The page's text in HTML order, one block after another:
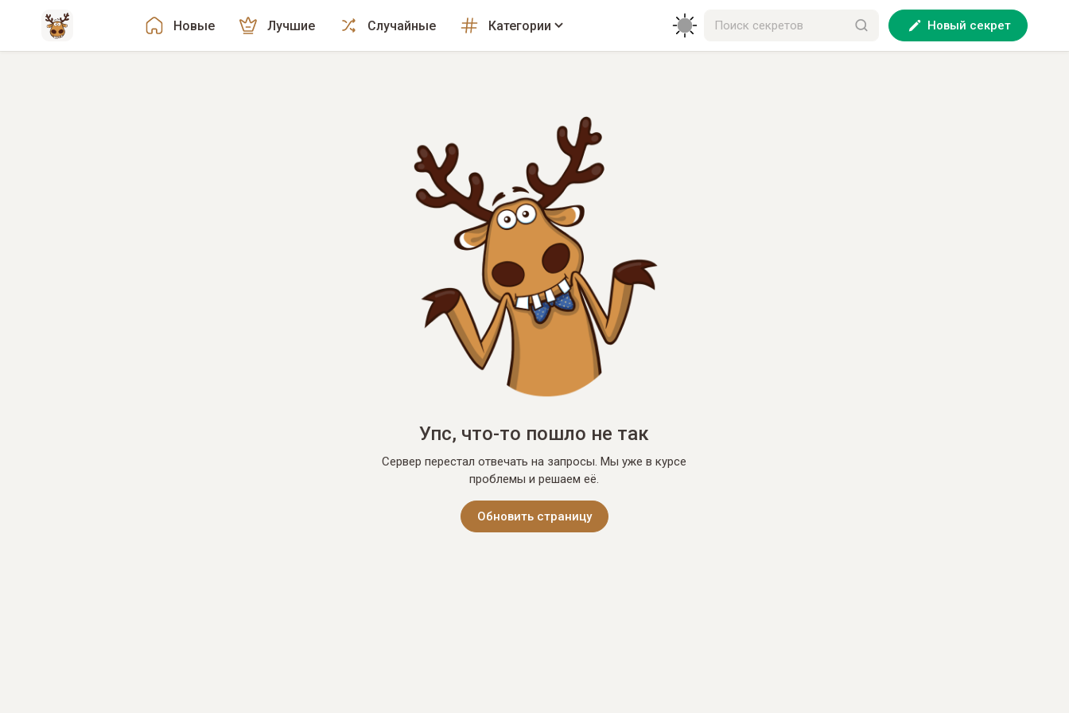
Новые Лучшие Случайные Категории Новый секрет
Упс, что-то пошло не так
Сервер перестал отвечать на запросы. Мы уже в курсе
проблемы и решаем её.
Обновить страницу